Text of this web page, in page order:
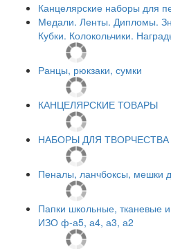
Канцелярские наборы для
Медали. Ленты. Дипломы.
Кубки. Колокольчики.
Ранцы, рюкзаки, сумки
КАНЦЕЛЯРСКИЕ ТОВАРЫ
НАБОРЫ ДЛЯ ТВОРЧЕСТВА
Пеналы, ланчбоксы, мешки
Папки школьные, тканевые
ИЗО ф-а5, а4, а3, а2